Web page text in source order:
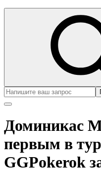
Доминикас
первым в
GGPokerok